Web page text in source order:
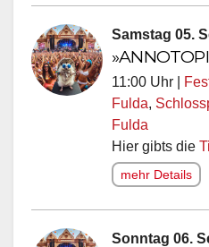
Samstag 05.
11:00 Uhr |
Fulda,
Fulda
Hier gibts die
mehr Details
Sonntag 06.